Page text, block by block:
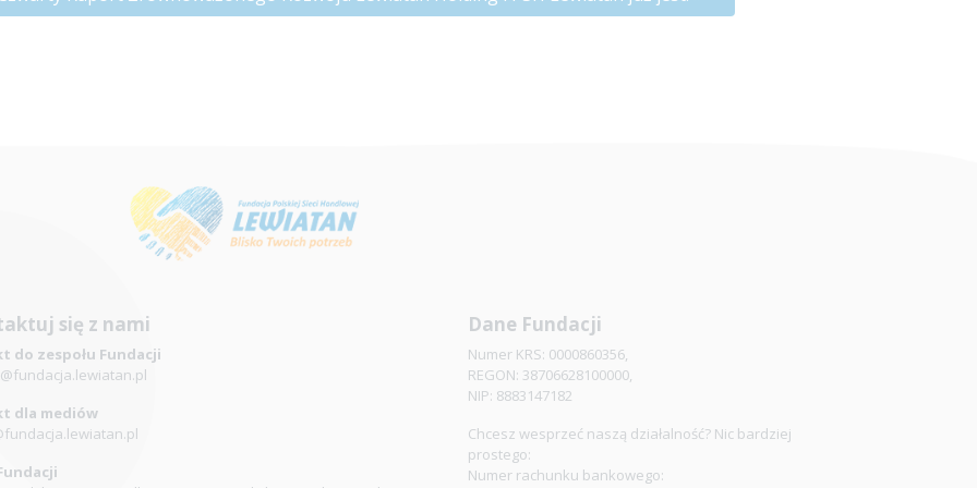
się z nami
do zespołu Fundacji
dla mediów
Dane Fundacji
Numer KRS: 0000860356,
REGON: 38706628100000,
NIP: 8883147182
Chcesz wesprzeć naszą działalność? Nic bardziej
prostego:
Numer rachunku bankowego: